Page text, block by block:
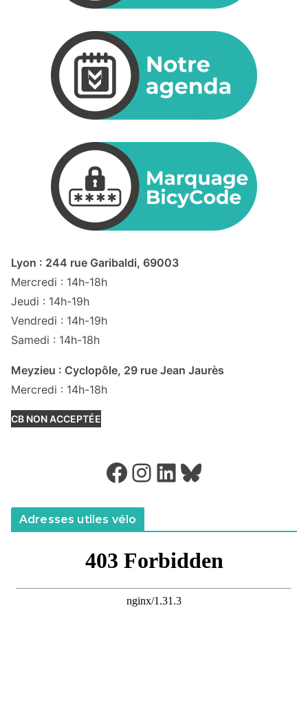
Lyon : 244 rue Garibaldi, 69003
Mercredi : 14h-18h
Jeudi : 14h-19h
Vendredi : 14h-19h
Samedi : 14h-18h
Meyzieu : Cyclopôle, 29 rue Jean Jaurès
Mercredi : 14h-18h
CB NON ACCEPTÉE
Facebook Instagram LinkedIn Bluesky
Adresses utiles vélo